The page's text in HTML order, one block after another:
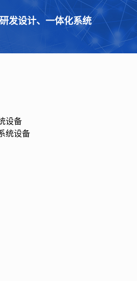
发设计、一体化系统
设备
统设备